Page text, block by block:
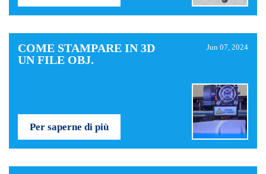
COME STAMPARE IN 3D
UN FILE OBJ.
Jun 07, 2024
Per saperne di più